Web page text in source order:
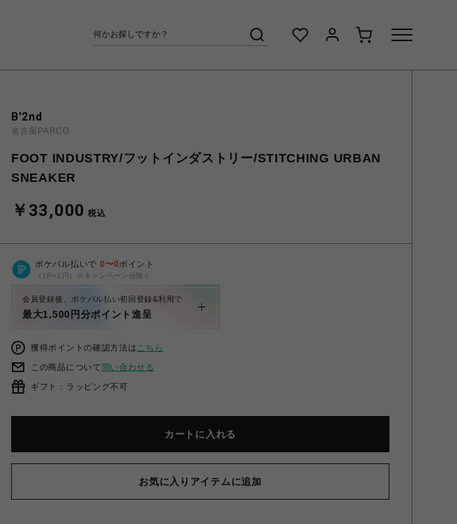
B'2nd
名古屋PARCO
FOOT INDUSTRY/フットインダストリー/STITCHING URBAN
SNEAKER
￥33,000 税込
ポケパル払いで 0〜0ポイント
（1P=1円）※キャンペーン分除く
会員登録後、ポケパル払い初回登録&利用で
最大1,500円分ポイント進呈
獲得ポイントの確認方法はこちら
この商品について 問い合わせる
ギフト：ラッピング不可
カートに入れる
お気に入りアイテムに追加